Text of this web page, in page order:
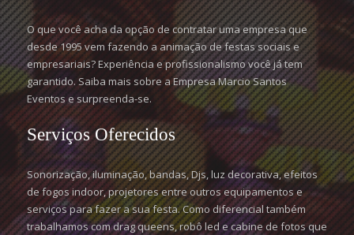
O que você acha da opção de contratar uma empresa que
desde 1995 vem fazendo a animação de festas sociais e
empresariais? Experiência e profissionalismo você já tem
garantido. Saiba mais sobre a Empresa Marcio Santos
Eventos e surpreenda-se.
Serviços Oferecidos
Sonorização, iluminação, bandas, Djs, luz decorativa, efeitos
de fogos indoor, projetores entre outros equipamentos e
serviços para fazer a sua festa. Como diferencial também
trabalhamos com drag queens, robô led e cabine de fotos que